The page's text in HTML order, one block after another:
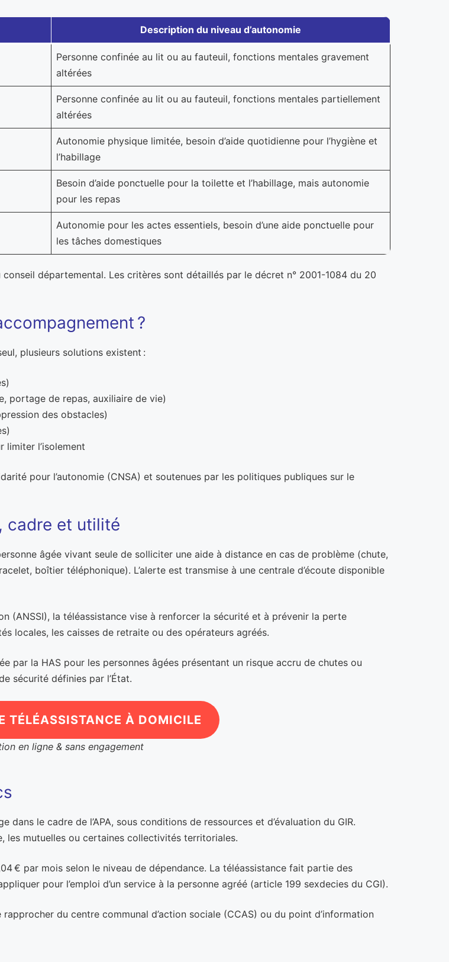
Description du niveau d’autonomie
Personne confinée au lit ou au fauteuil, fonctions mentales gravement
altérées
Personne confinée au lit ou au fauteuil, fonctions mentales partiellement
altérées
Autonomie physique limitée, besoin d’aide quotidienne pour l’hygiène et
l’habillage
Besoin d’aide ponctuelle pour la toilette et l’habillage, mais autonomie
pour les repas
Autonomie pour les actes essentiels, besoin d’une aide ponctuelle pour
les tâches domestiques
départemental. Les critères sont détaillés par le décret n° 2001-1084 du 20
?
plusieurs solutions existent :
portage de repas, auxiliaire de vie)
des obstacles)
limiter l’isolement
pour l’autonomie (CNSA) et soutenues par les politiques publiques sur le
cadre et utilité
âgée vivant seule de solliciter une aide à distance en cas de problème (chute,
boîtier téléphonique). L’alerte est transmise à une centrale d’écoute disponible
(ANSSI), la téléassistance vise à renforcer la sécurité et à prévenir la perte
locales, les caisses de retraite ou des opérateurs agréés.
par la HAS pour les personnes âgées présentant un risque accru de chutes ou
sécurité définies par l’État.
TÉLÉASSISTANCE À DOMICILE
en ligne & sans engagement
le cadre de l’APA, sous conditions de ressources et d’évaluation du GIR.
les mutuelles ou certaines collectivités territoriales.
€ par mois selon le niveau de dépendance. La téléassistance fait partie des
pour l’emploi d’un service à la personne agréé (article 199 sexdecies du CGI).
du centre communal d’action sociale (CCAS) ou du point d’information